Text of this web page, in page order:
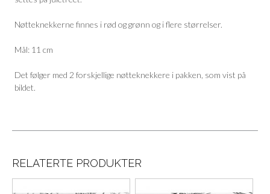
Nøtteknekkerne finnes i rød og grønn og i flere størrelser.
Mål: 11 cm
Det følger med 2 forskjellige nøtteknekkere i pakken, som vist på
bildet.
RELATERTE PRODUKTER